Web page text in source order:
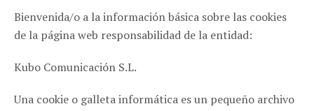
Bienvenida/o a la información básica sobre las cookies
de la página web responsabilidad de la entidad:
Kubo Comunicación S.L.
Una cookie o galleta informática es un pequeño archivo
QUÉ HICIMOS